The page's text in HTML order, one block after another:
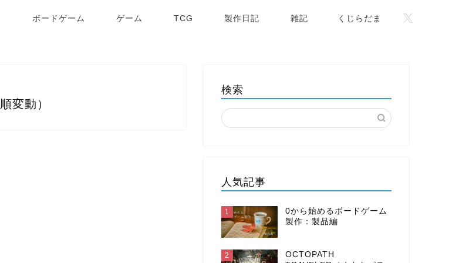
ボードゲーム ゲーム TCG 製作日記 雑記 くじらだま
変動）
検索
人気記事
1
0から始めるボードゲーム
製作：製品編
2
OCTOPATH